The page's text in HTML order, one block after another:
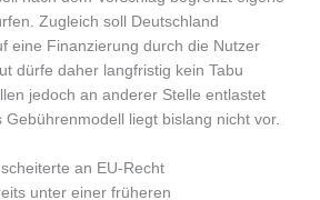
Zugleich soll Deutschland
eine Finanzierung durch die Nutzer
dürfe daher langfristig kein Tabu
jedoch an anderer Stelle entlastet
liegt bislang nicht vor.
an EU-Recht
unter einer früheren